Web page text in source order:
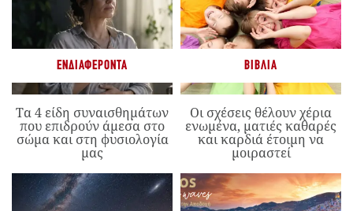
ΕΝΔΙΑΦΈΡΟΝΤΑ
Τα 4 είδη συναισθημάτων
που επιδρούν άμεσα στο
σώμα και στη φυσιολογία
μας
ΒΙΒΛΊΑ
Οι σχέσεις θέλουν χέρια
ενωμένα, ματιές καθαρές
και καρδιά έτοιμη να
μοιραστεί